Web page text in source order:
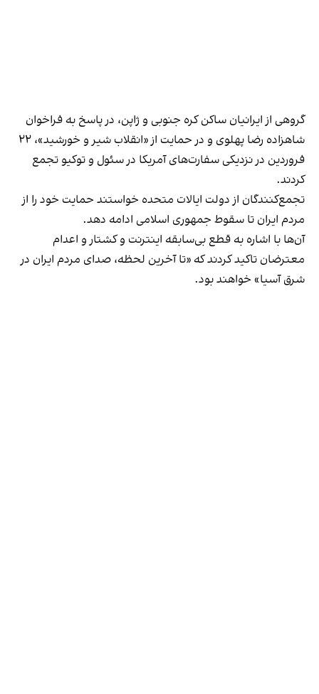
گروهی از ایرانیان ساکن کره جنوبی و ژاپن، در پاسخ به فراخوان
شاهزاده رضا پهلوی و در حمایت از «انقلاب شیر و خورشید»، ۲۲
فروردین در نزدیکی سفارت‌های آمریکا در سئول و توکیوتجمع
کردند.
تجمع‌کنندگان از دولت ایالات متحده خواستند حمایت خود را از
مردم ایران تا سقوط جمهوری اسلامی ادامه دهد.
آن‌ها با اشاره به قطع بی‌سابقه اینترنت و کشتار و اعدام
معترضان تاکید کردند که «تا آخرین لحظه، صدای مردم ایران در
شرق آسیا» خواهند بود.